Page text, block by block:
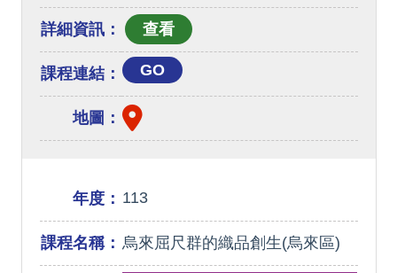
詳細資訊：
課程連結： GO
地圖：
年度： 113
課程名稱： 烏來屈尺群的織品創生(烏來區)